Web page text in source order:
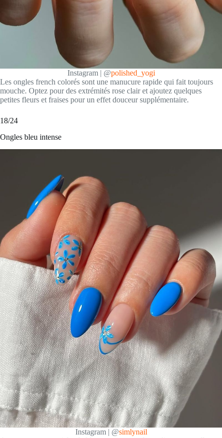
Instagram | @polished_yogi
Les ongles french colorés sont une manucure rapide qui fait toujours
mouche. Optez pour des extrémités rose clair et ajoutez quelques
petites fleurs et fraises pour un effet douceur supplémentaire.
18/24
Ongles bleu intense
Instagram | @simlynail